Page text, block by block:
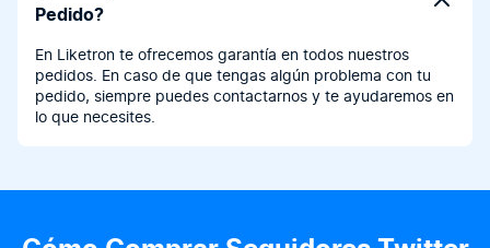
Pedido?
En Liketron te ofrecemos garantía en todos nuestros
pedidos. En caso de que tengas algún problema con tu
pedido, siempre puedes contactarnos y te ayudaremos en
lo que necesites.